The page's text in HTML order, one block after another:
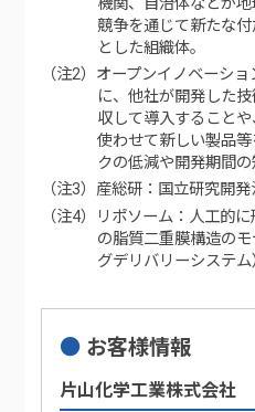
競争を通じて新たな
とした組織体。
（注2）オープンイノベーシ
に、他社が開発した
収して導入すること
使わせて新しい製品
クの低減や開発期間の
（注3）産総研：国立研究開
（注4）リポソーム：人工的
の脂質二重膜構造の
グデリバリーシステム
お客様情報
片山化学工業株式会社